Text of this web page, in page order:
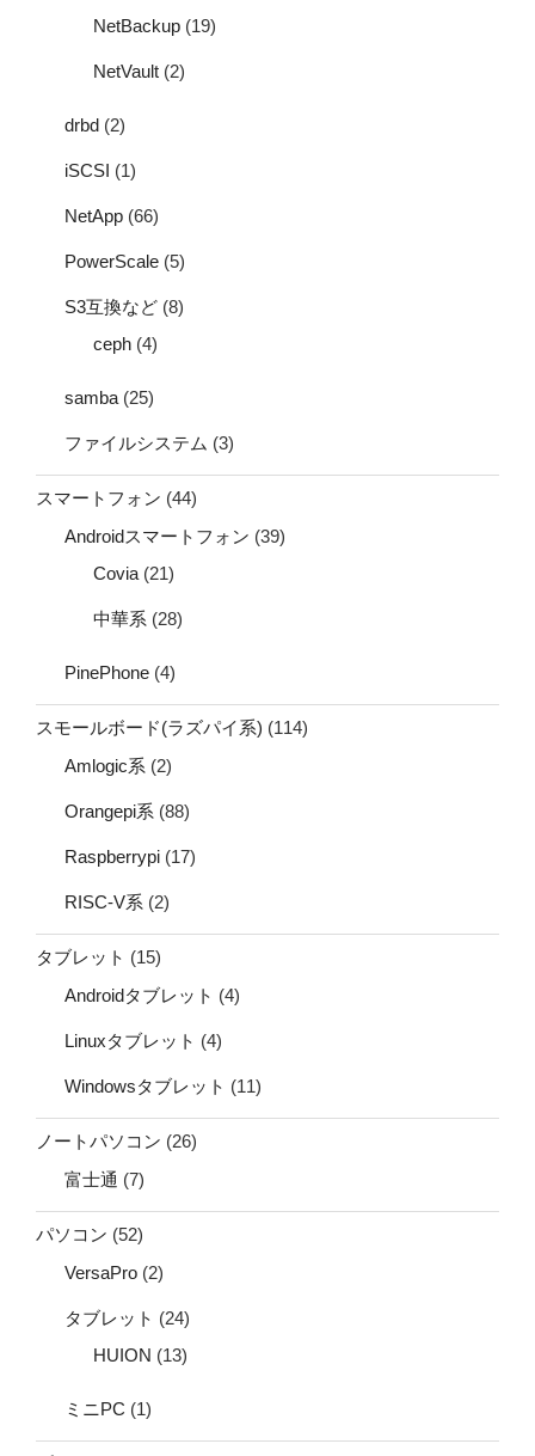
NetBackup (19)
NetVault (2)
drbd (2)
iSCSI (1)
NetApp (66)
PowerScale (5)
S3互換など (8)
ceph (4)
samba (25)
ファイルシステム (3)
スマートフォン (44)
Androidスマートフォン (39)
Covia (21)
中華系 (28)
PinePhone (4)
スモールボード(ラズパイ系) (114)
Amlogic系 (2)
Orangepi系 (88)
Raspberrypi (17)
RISC-V系 (2)
タブレット (15)
Androidタブレット (4)
Linuxタブレット (4)
Windowsタブレット (11)
ノートパソコン (26)
富士通 (7)
パソコン (52)
VersaPro (2)
タブレット (24)
HUION (13)
ミニPC (1)